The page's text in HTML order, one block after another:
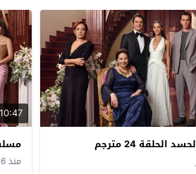
24 مترجم
منذ 6 أشهر